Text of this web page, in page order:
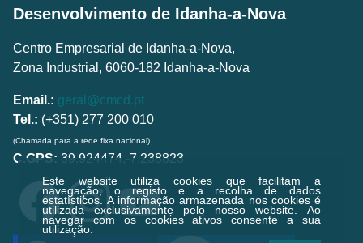
Este website utiliza cookies que facilitam a
navegação, o registo e a recolha de dados
estatísticos.A informação armazenada nos cookies é
utilizada exclusivamente pelo nosso website. Ao
navegar com os cookies ativos consente a sua
utilização.
Desenvolvimento de Idanha-a-Nova
Centro Empresarial de Idanha-a-Nova,
Zona Industrial, 6060-182 Idanha-a-Nova
Email.: geral@cmcd.pt
Tel.: (+351) 277 200 010
(Chamada para a rede fixa nacional)
C.GPS: 39.924474,-7.238823